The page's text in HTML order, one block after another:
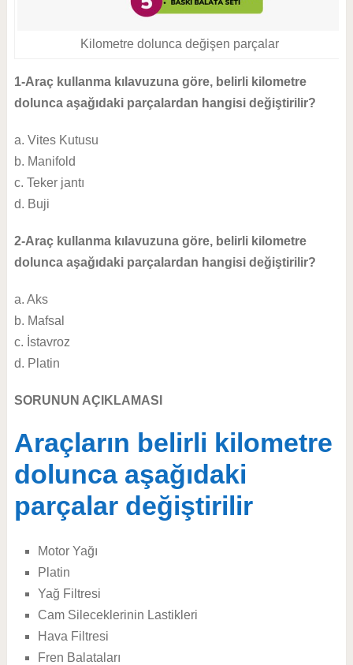
Kilometre dolunca değişen parçalar
1-Araç kullanma kılavuzuna göre, belirli kilometre
dolunca aşağıdaki parçalardan hangisi değiştirilir?
a. Vites Kutusu
b. Manifold
c. Teker jantı
d. Buji
2-Araç kullanma kılavuzuna göre, belirli kilometre
dolunca aşağıdaki parçalardan hangisi değiştirilir?
a. Aks
b. Mafsal
c. İstavroz
d. Platin
SORUNUN AÇIKLAMASI
Araçların belirli kilometre
dolunca aşağıdaki
parçalar değiştirilir
Motor Yağı
Platin
Yağ Filtresi
Cam Sileceklerinin Lastikleri
Hava Filtresi
Fren Balataları